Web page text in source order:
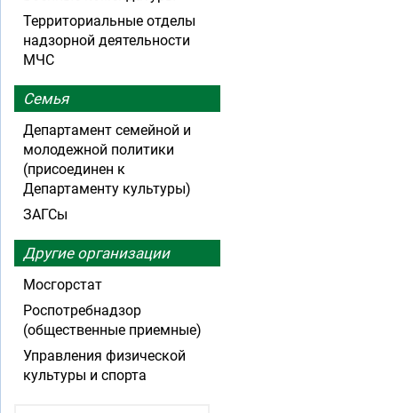
Территориальные отделы
надзорной деятельности
МЧС
Семья
Департамент семейной и
молодежной политики
(присоединен к
Департаменту культуры)
ЗАГСы
Другие организации
Мосгорстат
Роспотребнадзор
(общественные приемные)
Управления физической
культуры и спорта